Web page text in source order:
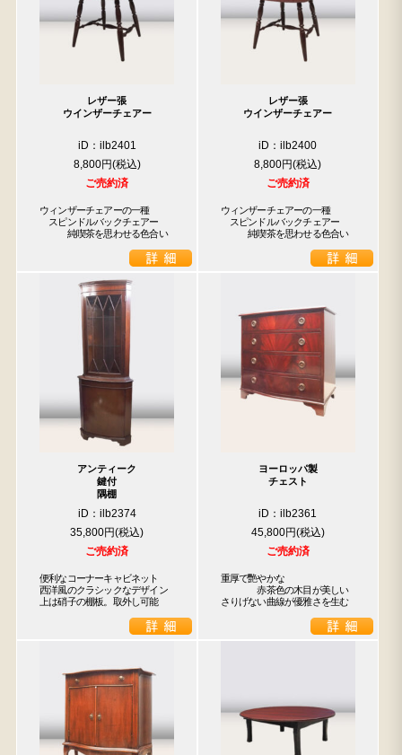
レザー張
ウインザーチェアー
iD：ilb2401
8,800円
ご売約済
ウィンザーチェアーの一種
スピンドルバックチェアー
純喫茶を思わせる色合い
レザー張
ウインザーチェアー
iD：ilb2400
8,800円
ご売約済
ウィンザーチェアーの一種
スピンドルバックチェアー
純喫茶を思わせる色合い
アンティーク
鍵付
隅棚
iD：ilb2374
35,800円
ご売約済
便利なコーナーキャビネット
西洋風のクラシックなデザイン
上は硝子の棚板。取外し可能
ヨーロッパ製
チェスト
iD：ilb2361
45,800円
ご売約済
重厚で艷やかな
赤茶色の木目が美しい
さりげない曲線が優雅さを生む